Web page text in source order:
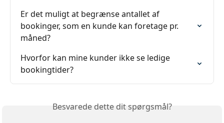
Er det muligt at begrænse antallet af
bookinger, som en kunde kan foretage pr.
måned?
Hvorfor kan mine kunder ikke se ledige
bookingtider?
Besvarede dette dit spørgsmål?